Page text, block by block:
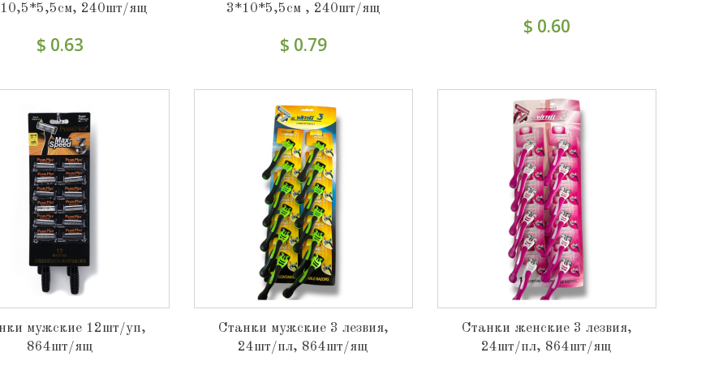
240шт/ящ
$ 0.63
3*10*5,5см , 240шт/ящ
$ 0.79
$ 0.60
мужские 12шт/уп,
864шт/ящ
Станки мужские 3 лезвия,
24шт/пл, 864шт/ящ
Станки женские 3 лезвия,
24шт/пл, 864шт/ящ